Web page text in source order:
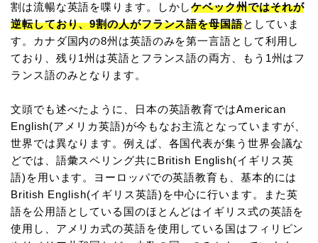
割は流暢な英語を喋ります。しかしケベック州ではそれが
逆転しており、9割の人がフランス語を母国語としていま
す。カナダ国内の8州は英語のみを第一言語として利用し
ており、残り1州は英語とフランス語の両方、もう1州はフ
ランス語のみとなります。
文頭でも述べたように、日本の英語教育ではAmerican
English(アメリカ英語)が今もなお主流となっていますが、
世界では異なります。例えば、各国代表が集う世界会議な
どでは、語彙スペリング共にBritish English(イギリス英
語)を用います。ヨーロッパでの英語教育も、基本的には
British English(イギリス英語)を中心に行います。また英
語を公用語としている国のほとんどはイギリス式の英語を
使用し、アメリカ式の英語を使用している国はフィリピン